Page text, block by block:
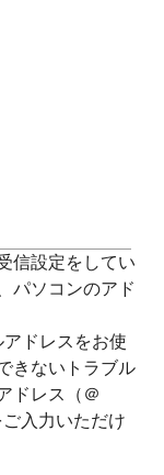
信設定をしてい
パソコンのアド
ドレスをお使
きないトラブル
ドレス（＠
入力いただけ